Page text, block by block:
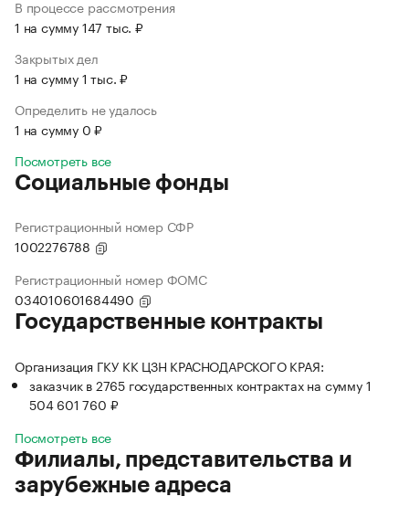
В процессе рассмотрения
1 на сумму 147 тыс. ₽
Закрытых дел
1 на сумму 1 тыс. ₽
Определить не удалось
1 на сумму 0 ₽
Посмотреть все
Социальные фонды
Регистрационный номер СФР
1002276788
Регистрационный номер ФОМС
034010601684490
Государственные контракты
Организация ГКУ КК ЦЗН КРАСНОДАРСКОГО КРАЯ:
заказчик в 2765 государственных контрактах на сумму 1
504 601 760 ₽
Посмотреть все
Филиалы, представительства и
зарубежные адреса